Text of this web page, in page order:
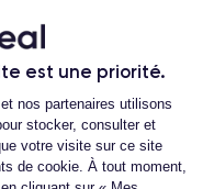
est une priorité.
du
nos partenaires utilisons
stocker, consulter et
votre visite sur ce site
de cookie. À tout moment,